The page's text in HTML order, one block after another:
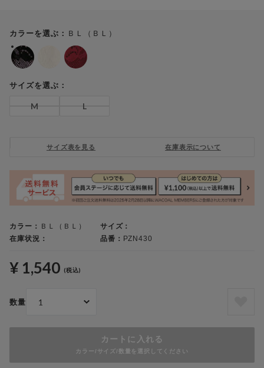
カラーを選ぶ： ＢＬ（ＢＬ）
サイズを選ぶ：
M L
サイズ表を見る 在庫表示について
カラー： ＢＬ（ＢＬ）
サイズ：
在庫状況：
品番： PZN430
¥ 1,540 (税込)
数量
カートに入れる
カラー/サイズ/数量を選択してください